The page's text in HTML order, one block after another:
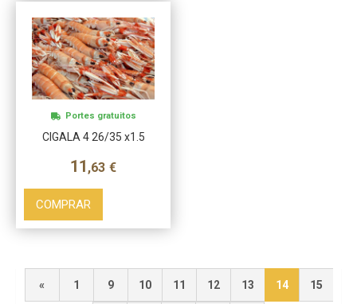
CIGALA 4 26/35 x1.5
11 ,63 €
Portes gratuitos
COMPRAR
« 1 9 10 11 12 13 14 15